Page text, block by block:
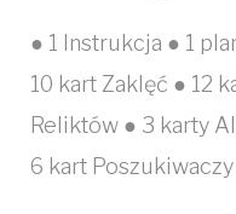
● 1 Instrukcja ● 1
10 kart Zaklęć ● 12
Reliktów ● 3 karty
6 kart